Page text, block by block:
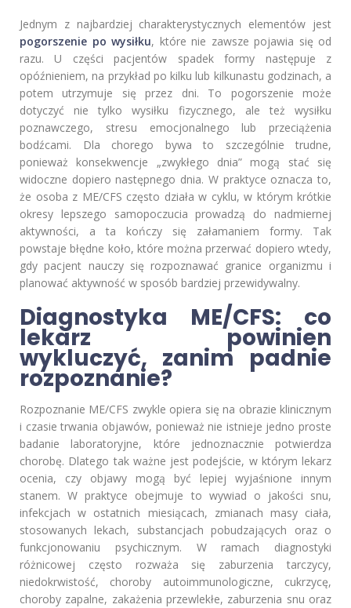
Jednym z najbardziej charakterystycznych elementów jest
pogorszenie po wysiłku, które nie zawsze pojawia się od
razu. U części pacjentów spadek formy następuje z
opóźnieniem, na przykład po kilku lub kilkunastu godzinach, a
potem utrzymuje się przez dni. To pogorszenie może
dotyczyć nie tylko wysiłku fizycznego, ale też wysiłku
poznawczego, stresu emocjonalnego lub przeciążenia
bodźcami. Dla chorego bywa to szczególnie trudne,
ponieważ konsekwencje „zwykłego dnia” mogą stać się
widoczne dopiero następnego dnia. W praktyce oznacza to,
że osoba z ME/CFS często działa w cyklu, w którym krótkie
okresy lepszego samopoczucia prowadzą do nadmiernej
aktywności, a ta kończy się załamaniem formy. Tak
powstaje błędne koło, które można przerwać dopiero wtedy,
gdy pacjent nauczy się rozpoznawać granice organizmu i
planować aktywność w sposób bardziej przewidywalny.
Diagnostyka ME/CFS: co
lekarz powinien
wykluczyć, zanim padnie
rozpoznanie?
Rozpoznanie ME/CFS zwykle opiera się na obrazie klinicznym
i czasie trwania objawów, ponieważ nie istnieje jedno proste
badanie laboratoryjne, które jednoznacznie potwierdza
chorobę. Dlatego tak ważne jest podejście, w którym lekarz
ocenia, czy objawy mogą być lepiej wyjaśnione innym
stanem. W praktyce obejmuje to wywiad o jakości snu,
infekcjach w ostatnich miesiącach, zmianach masy ciała,
stosowanych lekach, substancjach pobudzających oraz o
funkcjonowaniu psychicznym. W ramach diagnostyki
różnicowej często rozważa się zaburzenia tarczycy,
niedokrwistość, choroby autoimmunologiczne, cukrzycę,
choroby zapalne, zakażenia przewlekłe, zaburzenia snu oraz